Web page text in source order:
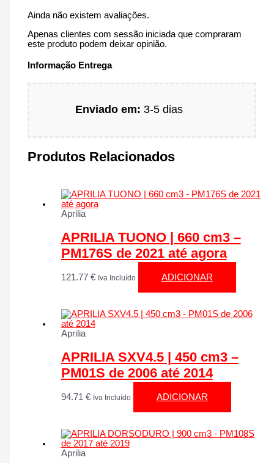
Ainda não existem avaliações.
Apenas clientes com sessão iniciada que compraram
este produto podem deixar opinião.
Informação Entrega
Enviado em: 3-5 dias
Produtos Relacionados
Aprilia
APRILIA TUONO | 660 cm3 –
PM176S de 2021 até agora
121.77 € Iva Incluído ADICIONAR
Aprilia
APRILIA SXV4.5 | 450 cm3 –
PM01S de 2006 até 2014
94.71 € Iva Incluído ADICIONAR
Aprilia